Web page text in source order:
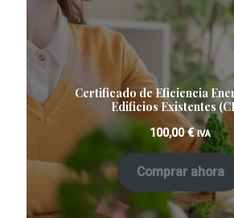
Certificado de Eficiencia
Edificios Existentes
100,00€ IVA
Comprar ahora